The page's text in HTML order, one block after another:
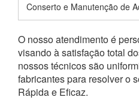
Conserto e Manutenção de
O nosso atendimento é
visando à satisfação total
nossos técnicos são
fabricantes para resolver o
Rápida e Eficaz.